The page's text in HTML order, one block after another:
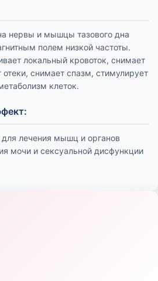
нервы и мышцы тазового дна
полем низкой частоты.
локальный кровоток, снимает
снимает спазм, стимулирует
клеток.
лечения мышц и органов
мочи и сексуальной дисфункции